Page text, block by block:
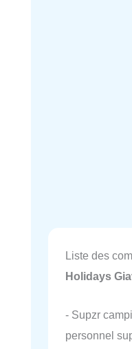
Liste des
Holidays
- Supzr
personnel